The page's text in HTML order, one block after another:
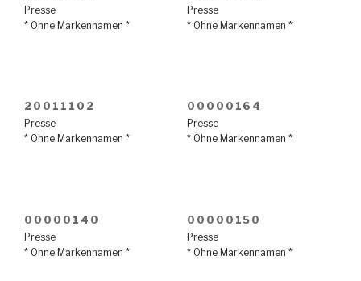
Presse
* Ohne Markennamen *
Presse
* Ohne Markennamen *
20011102
Presse
* Ohne Markennamen *
00000164
Presse
* Ohne Markennamen *
00000140
Presse
* Ohne Markennamen *
00000150
Presse
* Ohne Markennamen *